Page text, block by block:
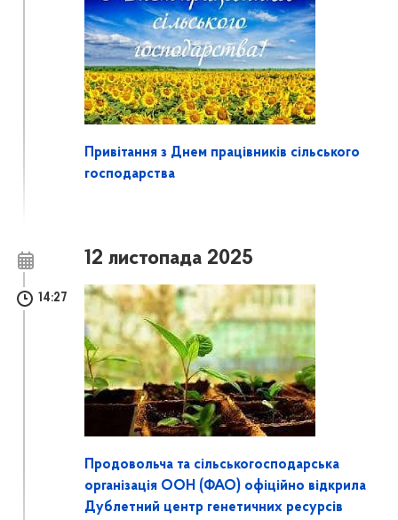
Привітання з Днем працівників сільського
господарства
12 листопада 2025
14:27
Продовольча та сільськогосподарська
організація ООН (ФАО) офіційно відкрила
Дублетний центр генетичних ресурсів